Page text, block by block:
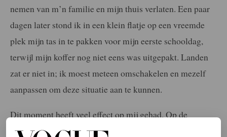
nemen van m’n familie en mijn thuis verlaten. Een paar
dagen later stond ik in een klein flatje op een vreemde
plek mijn tas in te pakken voor mijn eerste schooldag,
terwijl mijn koffer nog niet eens was uitgepakt. Landen
zat er niet in; ik moest meteen omschakelen en mezelf
aanpassen om deze situatie aan te kunnen.
Dit moment heeft veel effect op mij gehad. Op de
basisschool trok ik me terug omdat ik me zwak en